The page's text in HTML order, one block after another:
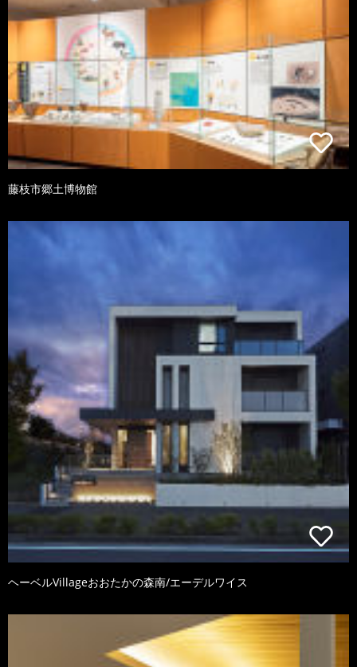
藤枝市郷土博物館
ヘーベルVillageおおたかの森南/エーデルワイス